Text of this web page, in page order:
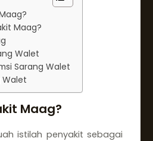
Maag?
Walet
Sarang Walet
Maag?
istilah penyakit sebagai